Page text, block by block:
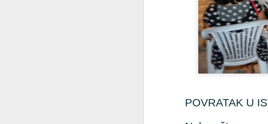
POVRATAK U
Stari grad Lovran -
kulturno povijesna
Grad koji se nije imao gdje popeti